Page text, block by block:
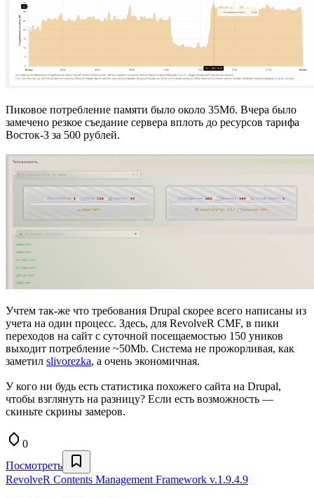
Пиковое потребление памяти было около 35Мб. Вчера было
замечено резкое съедание сервера вплоть до ресурсов тарифа
Восток-3 за 500 рублей.
Учтем так-же что требования Drupal скорее всего написаны из
учета на один процесс. Здесь, для RevolveR CMF, в пики
переходов на сайт с суточной посещаемостью 150 уников
выходит потребление ~50Mb. Система не прожорливая, как
заметил slivorezka, а очень экономичная.
У кого ни будь есть статистика похожего сайта на Drupal,
чтобы взглянуть на разницу? Если есть возможность —
скиньте скрины замеров.
0
Посмотреть
RevolveR Contents Management Framework v.1.9.4.9